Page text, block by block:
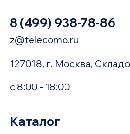
8 (499) 938-78-86
z@telecomo.ru
127018, г. Москва,
с 8:00 - 18:00
Каталог